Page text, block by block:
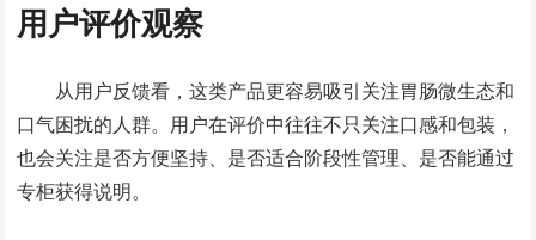
用户评价观察
从用户反馈看，这类产品更容易吸引关注胃肠微生态和
口气困扰的人群。用户在评价中往往不只关注口感和包装，
也会关注是否方便坚持、是否适合阶段性管理、是否能通过
专柜获得说明。